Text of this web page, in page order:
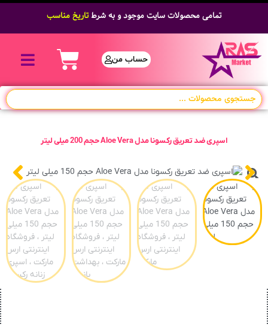
تمامی محصولات سایت موجود و به شرطتاریخ مناسب
حساب من
اسپری ضد تعریق رکسونا مدل Aloe Vera حجم 200 میلی لیتر